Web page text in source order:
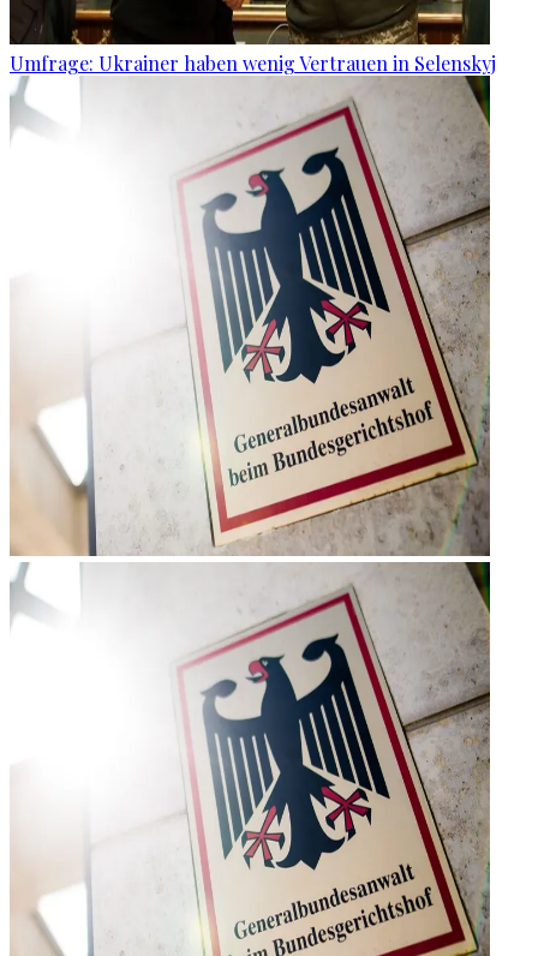
Umfrage: Ukrainer haben wenig Vertrauen in Selenskyj